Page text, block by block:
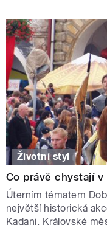
Životní styl
Co právě chystají v
Úterním tématem
největší historická
Kadani. Královské